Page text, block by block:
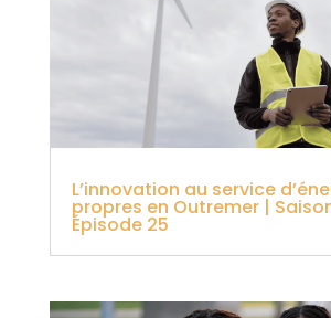
L’innovation au service
propres en Outremer |
Épisode 25